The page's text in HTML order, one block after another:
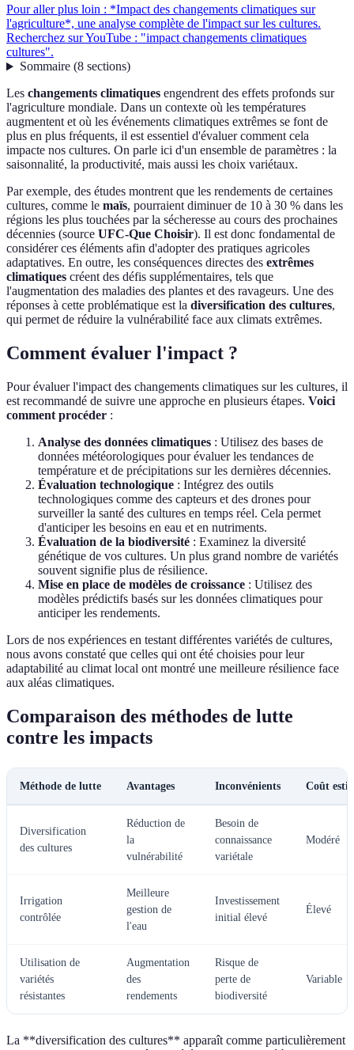
Pour aller plus loin : *Impact des changements climatiques sur
l'agriculture*, une analyse complète de l'impact sur les cultures.
Recherchez sur YouTube : "impact changements climatiques
cultures".
Sommaire(8 sections)
Les changements climatiques engendrent des effets profonds sur
l'agriculture mondiale. Dans un contexte où les températures
augmentent et où les événements climatiques extrêmes se font de
plus en plus fréquents, il est essentiel d'évaluer comment cela
impacte nos cultures. On parle ici d'un ensemble de paramètres : la
saisonnalité, la productivité, mais aussi les choix variétaux.
Par exemple, des études montrent que les rendements de certaines
cultures, comme le maïs, pourraient diminuer de 10 à 30 % dans les
régions les plus touchées par la sécheresse au cours des prochaines
décennies (source UFC-Que Choisir). Il est donc fondamental de
considérer ces éléments afin d'adopter des pratiques agricoles
adaptatives. En outre, les conséquences directes des extrêmes
climatiques créent des défis supplémentaires, tels que
l'augmentation des maladies des plantes et des ravageurs. Une des
réponses à cette problématique est la diversification des cultures,
qui permet de réduire la vulnérabilité face aux climats extrêmes.
Comment évaluer l'impact ?
Pour évaluer l'impact des changements climatiques sur les cultures, il
est recommandé de suivre une approche en plusieurs étapes. Voici
comment procéder :
Analyse des données climatiques : Utilisez des bases de
données météorologiques pour évaluer les tendances de
température et de précipitations sur les dernières décennies.
Évaluation technologique : Intégrez des outils
technologiques comme des capteurs et des drones pour
surveiller la santé des cultures en temps réel. Cela permet
d'anticiper les besoins en eau et en nutriments.
Évaluation de la biodiversité : Examinez la diversité
génétique de vos cultures. Un plus grand nombre de variétés
souvent signifie plus de résilience.
Mise en place de modèles de croissance : Utilisez des
modèles prédictifs basés sur les données climatiques pour
anticiper les rendements.
Lors de nos expériences en testant différentes variétés de cultures,
nous avons constaté que celles qui ont été choisies pour leur
adaptabilité au climat local ont montré une meilleure résilience face
aux aléas climatiques.
Comparaison des méthodes de lutte
contre les impacts
Méthode de lutte Avantages Inconvénients Coût
Diversification
des cultures
Réduction de
la
vulnérabilité
Besoin de
connaissance
variétale
Modéré
Irrigation
contrôlée
Meilleure
gestion de
l'eau
Investissement
initial élevé
Élevé
Utilisation de
variétés
résistantes
Augmentation
des
rendements
Risque de
perte de
biodiversité
Variable
La **diversification des cultures** apparaît comme particulièrement